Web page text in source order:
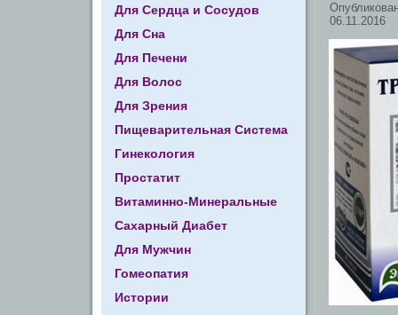
Для Сердца и Сосудов
Для Сна
Для Печени
Для Волос
Для Зрения
Пищеварительная Система
Гинекология
Простатит
Витаминно-Минеральные
Сахарный Диабет
Для Мужчин
Гомеопатия
Истории
06.11.2016